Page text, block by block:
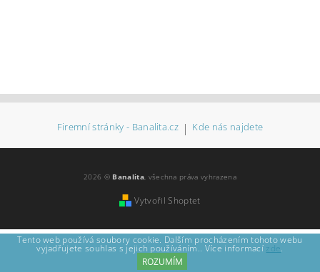
Firemní stránky - Banalita.cz | Kde nás najdete
2026 © Banalita, všechna práva vyhrazena
Vytvořil Shoptet
Tento web používá soubory cookie. Dalším procházením tohoto webu
vyjadřujete souhlas s jejich používáním.. Více informací zde.
ROZUMÍM